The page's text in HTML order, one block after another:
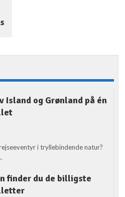
Island og Grønland på én
i tryllebindende natur?
finder du de billigste